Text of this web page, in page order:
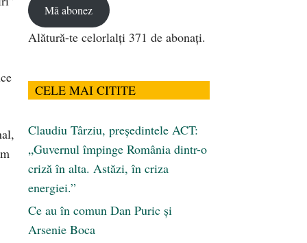
Mă abonez
Alătură-te celorlalți 371 de abonați.
CELE MAI CITITE
Claudiu Târziu, președintele ACT:
„Guvernul împinge România dintr-o
criză în alta. Astăzi, în criza
energiei.”
Ce au în comun Dan Puric şi
Arsenie Boca